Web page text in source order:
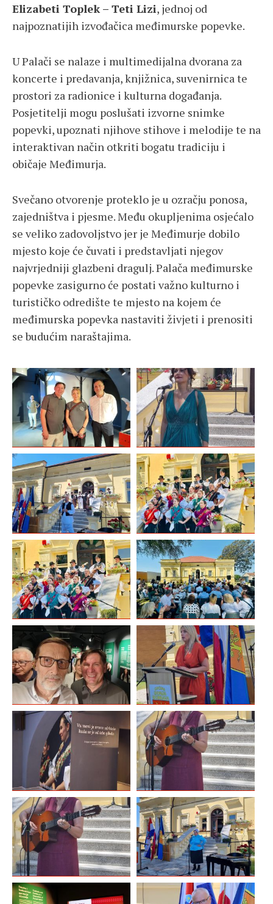
Elizabeti Toplek – Teti Lizi, jednoj od
najpoznatijih izvođačica međimurske popevke.
U Palači se nalaze i multimedijalna dvorana za
koncerte i predavanja, knjižnica, suvenirnica te
prostori za radionice i kulturna događanja.
Posjetitelji mogu poslušati izvorne snimke
popevki, upoznati njihove stihove i melodije te na
interaktivan način otkriti bogatu tradiciju i
običaje Međimurja.
Svečano otvorenje proteklo je u ozračju ponosa,
zajedništva i pjesme. Među okupljenima osjećalo
se veliko zadovoljstvo jer je Međimurje dobilo
mjesto koje će čuvati i predstavljati njegov
najvrjedniji glazbeni dragulj. Palača međimurske
popevke zasigurno će postati važno kulturno i
turističko odredište te mjesto na kojem će
međimurska popevka nastaviti živjeti i prenositi
se budućim naraštajima.